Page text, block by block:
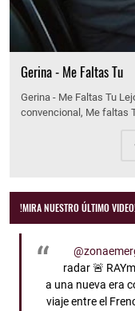
Gerina - Me Faltas Tu
Gerina - Me Faltas Tu
convencional, Me faltas
!MIRA NUESTRO ÚLTIMO
radar 🚨
a una nueva era
viaje entre el